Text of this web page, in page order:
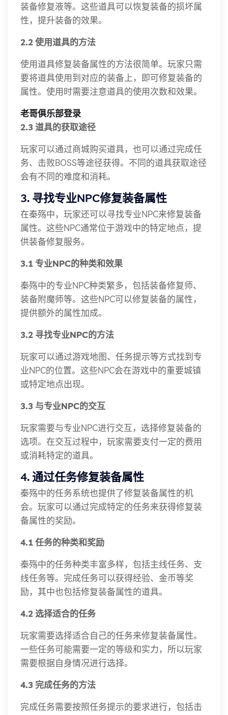
装备修复液等。这些道具可以恢复装备的损坏属
性，提升装备的效果。
2.2 使用道具的方法
使用道具修复装备属性的方法很简单。玩家只需
要将道具使用到对应的装备上，即可修复装备的
属性。使用时需要注意道具的使用次数和效果。
老哥俱乐部登录
2.3 道具的获取途径
玩家可以通过商城购买道具，也可以通过完成任
务、击败BOSS等途径获得。不同的道具获取途径
会有不同的难度和消耗。
3. 寻找专业NPC修复装备属性
在秦殇中，玩家还可以寻找专业NPC来修复装备
属性。这些NPC通常位于游戏中的特定地点，提
供装备修复服务。
3.1 专业NPC的种类和效果
秦殇中的专业NPC种类繁多，包括装备修复师、
装备附魔师等。这些NPC可以修复装备的属性，
提供额外的属性加成。
3.2 寻找专业NPC的方法
玩家可以通过游戏地图、任务提示等方式找到专
业NPC的位置。这些NPC会在游戏中的重要城镇
或特定地点出现。
3.3 与专业NPC的交互
玩家需要与专业NPC进行交互，选择修复装备的
选项。在交互过程中，玩家需要支付一定的费用
或消耗特定的道具。
4. 通过任务修复装备属性
秦殇中的任务系统也提供了修复装备属性的机
会。玩家可以通过完成特定的任务来获得修复装
备属性的奖励。
4.1 任务的种类和奖励
秦殇中的任务种类丰富多样，包括主线任务、支
线任务等。完成任务可以获得经验、金币等奖
励，其中也包括修复装备属性的道具。
4.2 选择适合的任务
玩家需要选择适合自己的任务来修复装备属性。
一些任务可能需要一定的等级和实力，所以玩家
需要根据自身情况进行选择。
4.3 完成任务的方法
完成任务需要按照任务提示的要求进行，包括击